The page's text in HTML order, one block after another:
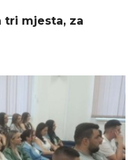
tri mjesta, za